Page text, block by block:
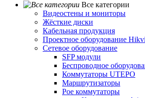
Все категории
Видеостены и мониторы
Жёсткие диски
Кабельная продукция
Проектное оборудование
Сетевое оборудование
SFP модули
Беспроводное
Коммутаторы UTEPO
Маршрутизаторы
Poe коммутаторы